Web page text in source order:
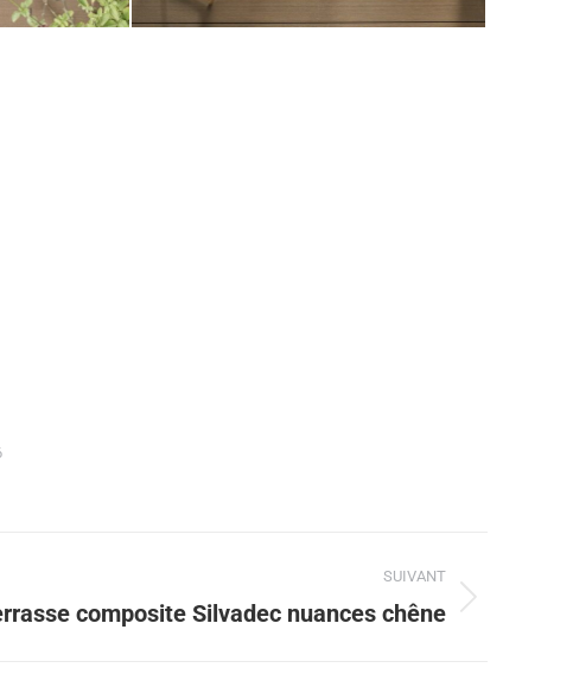
SUIVANT
composite Silvadec nuances chêne